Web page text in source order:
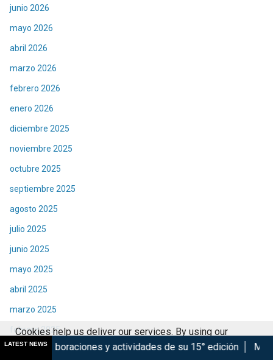
junio 2026
mayo 2026
abril 2026
marzo 2026
febrero 2026
enero 2026
diciembre 2025
noviembre 2025
octubre 2025
septiembre 2025
agosto 2025
julio 2025
junio 2025
mayo 2025
abril 2025
marzo 2025
febrero 2025
LATEST NEWSy actividades de su 15° edición Marsupilami: Caos a
Cookies help us deliver our services. By using our
services, you agree to our use of cookies.
Got it